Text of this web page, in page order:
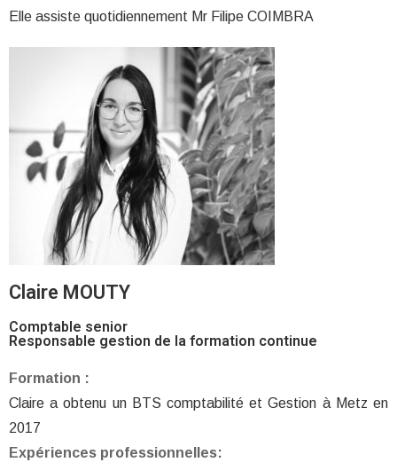
Elle assiste quotidiennement Mr Filipe COIMBRA
Claire MOUTY
Comptable senior
Responsable gestion de la formation continue
Formation :
Claire a obtenu un BTS comptabilité et Gestion à Metz en
2017
Expériences professionnelles: